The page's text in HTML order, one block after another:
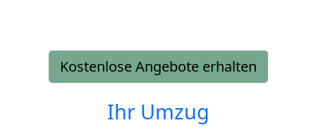
Kostenlose Angebote erhalten
Ihr Umzug